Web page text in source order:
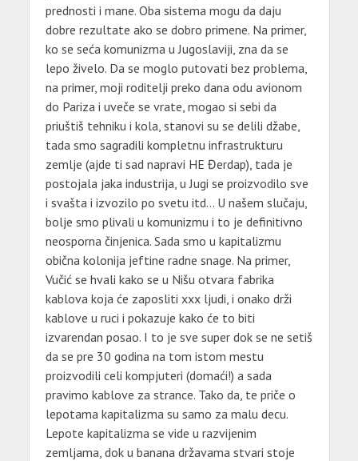
prednosti i mane. Oba sistema mogu da daju
dobre rezultate ako se dobro primene. Na primer,
ko se seća komunizma u Jugoslaviji, zna da se
lepo živelo. Da se moglo putovati bez problema,
na primer, moji roditelji preko dana odu avionom
do Pariza i uveče se vrate, mogao si sebi da
priuštiš tehniku i kola, stanovi su se delili džabe,
tada smo sagradili kompletnu infrastrukturu
zemlje (ajde ti sad napravi HE Đerdap), tada je
postojala jaka industrija, u Jugi se proizvodilo sve
i svašta i izvozilo po svetu itd… U našem slučaju,
bolje smo plivali u komunizmu i to je definitivno
neosporna činjenica. Sada smo u kapitalizmu
obična kolonija jeftine radne snage. Na primer,
Vučić se hvali kako se u Nišu otvara fabrika
kablova koja će zaposliti xxx ljudi, i onako drži
kablove u ruci i pokazuje kako će to biti
izvarendan posao. I to je sve super dok se ne setiš
da se pre 30 godina na tom istom mestu
proizvodili celi kompjuteri (domaći!) a sada
pravimo kablove za strance. Tako da, te priče o
lepotama kapitalizma su samo za malu decu.
Lepote kapitalizma se vide u razvijenim
zemljama, dok u banana državama stvari stoje